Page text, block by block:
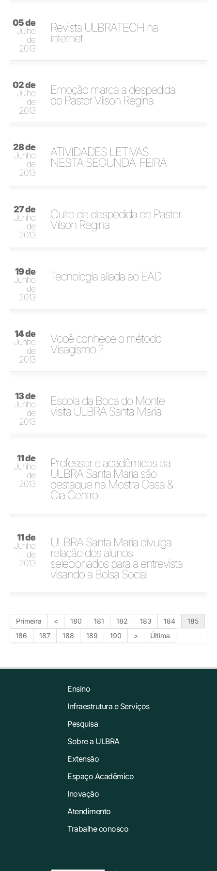
05 de
Julho
de
2013
Revista ULBRATECH na
internet
02 de
Julho
de
2013
Emoção marca a despedida
do Pastor Vilson Regina
28 de
Junho
de
2013
ATIVIDADES LETIVAS
NESTA SEGUNDA-FEIRA
27 de
Junho
de
2013
Culto de despedida do Pastor
Vilson Regina
19 de
Junho
de
2013
Tecnologia aliada ao EAD
14 de
Junho
de
2013
Você conhece o método
Visagismo ?
13 de
Junho
de
2013
Escola da Boca do Monte
visita ULBRA Santa Maria
11 de
Junho
de
2013
Professor e acadêmicos da
ULBRA Santa Maria são
destaque na Mostra Casa &
Cia Centro
11 de
Junho
de
2013
ULBRA Santa Maria divulga
relação dos alunos
selecionados para a entrevista
visando a Bolsa Social
Primeira < 180 181 182 183 184
185
186
187 188 189 190 > Última
Ensino
Infraestrutura e Serviços
Pesquisa
Sobre a ULBRA
Extensão
Espaço Acadêmico
Inovação
Atendimento
Trabalhe conosco